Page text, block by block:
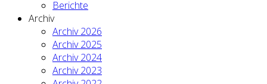
Berichte
Archiv
Archiv 2026
Archiv 2025
Archiv 2024
Archiv 2023